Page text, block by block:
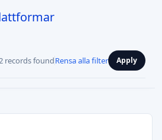
2 records foundRensa alla filter Apply